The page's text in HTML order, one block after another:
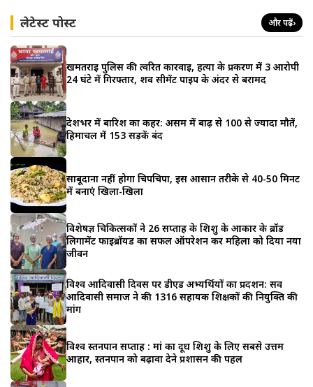
लेटेस्ट पोस्ट और पढ़ें›
खमतराई पुलिस की त्वरित कार्रवाई, हत्या के प्रकरण में 3 आरोपी
24 घंटे में गिरफ्तार, शव सीमेंट पाइप के अंदर से बरामद
देशभर में बारिश का कहर: असम में बाढ़ से 100 से ज्यादा मौतें,
हिमाचल में 153 सड़कें बंद
साबूदाना नहीं होगा चिपचिपा, इस आसान तरीके से 40-50 मिनट
में बनाएं खिला-खिला
विशेषज्ञ चिकित्सकों ने 26 सप्ताह के शिशु के आकार के ब्रॉड
लिगामेंट फाइब्रॉयड का सफल ऑपरेशन कर महिला को दिया नया
जीवन
विश्व आदिवासी दिवस पर डीएड अभ्यर्थियों का प्रदर्शन: सर्व
आदिवासी समाज ने की 1316 सहायक शिक्षकों की नियुक्ति की
मांग
विश्व स्तनपान सप्ताह : मां का दूध शिशु के लिए सबसे उत्तम
आहार, स्तनपान को बढ़ावा देने प्रशासन की पहल